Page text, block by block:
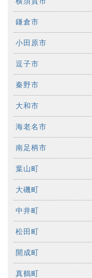
鎌倉市
小田原市
逗子市
秦野市
大和市
海老名市
南足柄市
葉山町
大磯町
中井町
松田町
開成町
真鶴町